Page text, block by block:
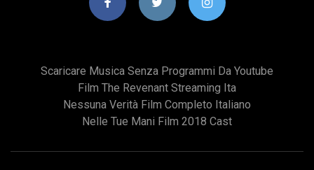
Scaricare Musica Senza Programmi Da Youtube
Film The Revenant Streaming Ita
Nessuna Verità Film Completo Italiano
Nelle Tue Mani Film 2018 Cast